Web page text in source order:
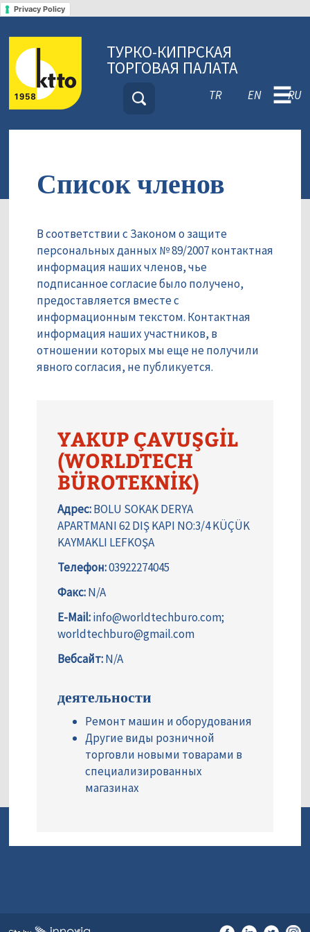
Privacy Policy
ТУРКО-КИПРСКАЯ
ТОРГОВАЯ ПАЛАТА
TR EN RU
☰
Список членов
В соответствии с Законом о защите
персональных данных № 89/2007 контактная
информация наших членов, чье
подписанное согласие было получено,
предоставляется вместе с
информационным текстом. Контактная
информация наших участников, в
отношении которых мы еще не получили
явного согласия, не публикуется.
YAKUP ÇAVUŞGİL
(WORLDTECH
BÜROTEKNİK)
Адрес:BOLU SOKAK DERYA
APARTMANI 62 DIŞ KAPI NO:3/4 KÜÇÜK
KAYMAKLI LEFKOŞA
Телефон:03922274045
Факс:N/A
E-Mail:info@worldtechburo.com;
worldtechburo@gmail.com
Вебсайт:N/A
деятельности
Ремонт машин и оборудования
Другие виды розничной
торговли новыми товарами в
специализированных
магазинах